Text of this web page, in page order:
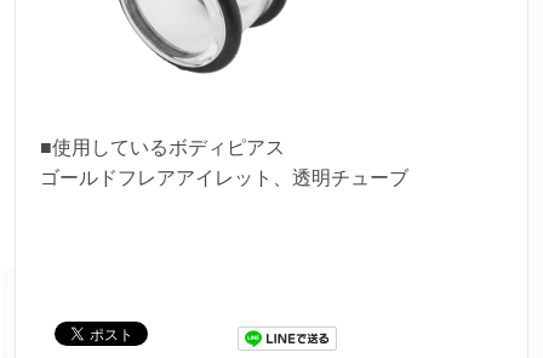
■使用しているボディピアス
ゴールドフレアアイレット、透明チューブ